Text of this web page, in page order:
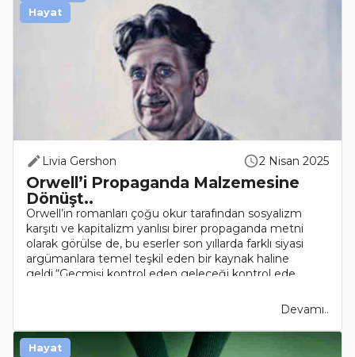
Livia Gershon 2 Nisan 2025
Orwell’i Propaganda Malzemesine
Dönüşt..
Orwell’in romanları çoğu okur tarafından sosyalizm
karşıtı ve kapitalizm yanlısı birer propaganda metni
olarak görülse de, bu eserler son yıllarda farklı siyasi
argümanlara temel teşkil eden bir kaynak haline
geldi.“Geçmişi kontrol eden geleceği kontrol ede..
Devamı..
Hayat
Hayat